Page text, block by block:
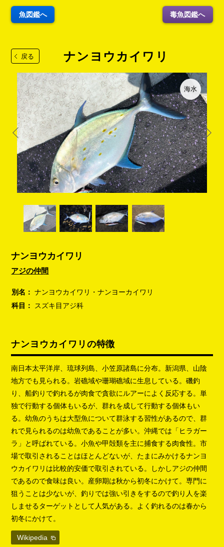
魚図鑑へ 毒魚図鑑へ
戻る ナンヨウカイワリ
海水
ナンヨウカイワリ
アジの仲間
別名： ナンヨウカイワリ・ナンヨーカイワリ
科目：
スズキ目アジ科
ナンヨウカイワリの特徴
南日本太平洋岸、琉球列島、小笠原諸島に分布。新潟県、山陰
地方でも見られる。岩礁域や珊瑚礁域に生息している。磯釣
り、船釣りで釣れるが肉食で貪欲にルアーによく反応する。単
独で行動する個体もいるが、群れを成して行動する個体もい
る。幼魚のうちは大型魚について群泳する習性があるので、群
れで見られるのは幼魚であることが多い。沖縄では「ヒラガー
ラ」と呼ばれている。小魚や甲殻類を主に捕食する肉食性。市
場で取引されることはほとんどないが、たまにみかけるナンヨ
ウカイワリは比較的安価で取引されている。しかしアジの仲間
であるので食味は良い。産卵期は秋から初冬にかけて。専門に
狙うことは少ないが、釣りでは強い引きをするので釣り人を楽
しませるターゲットとして人気がある。よく釣れるのは春から
初冬にかけて。
Wikipedia